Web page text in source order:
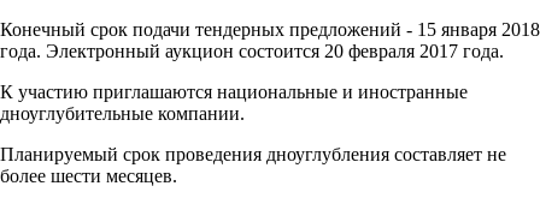
Конечный срок подачи тендерных предложений - 15 января 2018
года. Электронный аукцион состоится 20 февраля 2017 года.
К участию приглашаются национальные и иностранные
дноуглубительные компании.
Планируемый срок проведения дноуглубления составляет не
более шести месяцев.